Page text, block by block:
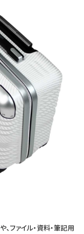
や、ファイル・資料・筆記用